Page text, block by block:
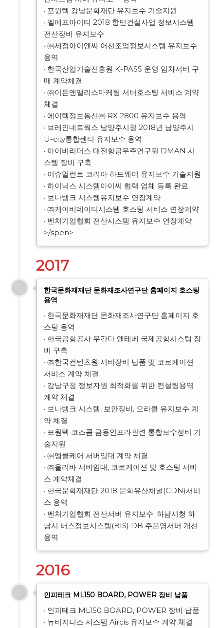
· 포원텍 강남문화재단 유지보수 기술지원
· 엘에프아이티 2018 항만건설사업 정보시스템
전산장비 유지보수
· ㈜세정아이엔씨 어선조업정보시스템 유지보수
용역
· 한국산업기술진흥원 K-PASS 운영 임차서버 구
매 계약체결
· ㈜이든앤앨리스마케팅 서버호스팅 서비스 계약
체결
· 에이텍정보통신㈜ RX 2800 유지보수 용역
· 브레인네트웍스 남양주시청 2018년 남양주시
U-city통합센터 유지보수 용역
· 아이비리더스 대전항공우주연구원 DMAN 시
스템 장비 구축
· 어슈얼런트 코리아 하드웨어 유지보수 기술지원
· 하이닉스 시스템아이씨 협력 업체 등록 완료
· 보나뱅크 시스템유지보수 연장계약
· ㈜케이비데이터시스템 호스팅 서비스 연장계약
· 벤처기업협회 전산시스템 유지보수 연장계약
>/spen>
2017
한국문화재재단 문화재조사연구단 홈페이지 호스팅
용역
· 한국문화재재단 문화재조사연구단 홈페이지 호
스팅 용역
· 한국공항공사 우간다 엔테베 국제공항시스템 장
비 구축
· ㈜한국컨텐츠원 서버장비 납품 및 코로케이션
서비스 계약 체결
· 감남구청 정보자원 최적화를 위한 컨설팅용역
계약 체결
· 보나뱅크 시스템, 보안장비, 오라클 유지보수 계
약 체결
· 포원텍 코스콤 금융인프라관련 통합보수정비 기
술지원
· ㈜엠클케어 서버임대 계약 체결
· ㈜올리바 서버임대, 코로케이션 및 호스팅 서비
스 계약체결
· 한국문화재재단 2018 문화유산채널(CDN)서비
스 용역
· 벤처기업협회 전산서버 유지보수· 하남시청 하
남시 버스정보시스템(BIS) DB 주운영서버 개선
용역
2016
인피테크 ML150 BOARD, POWER 장비 납품
· 인피테크 ML150 BOARD, POWER 장비 납품
· 뉴비지니스 시스템 Aircis 유지보수 계약 체결